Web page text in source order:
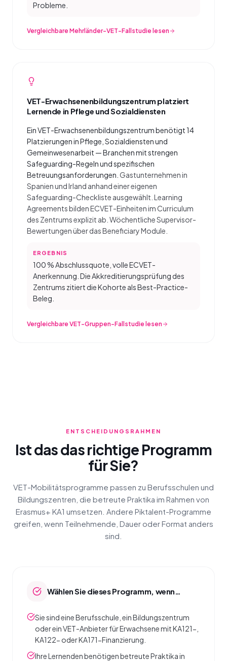
Probleme.
Vergleichbare Mehrländer-VET-Fallstudie lesen
VET-Erwachsenenbildungszentrum platziert
Lernende in Pflege und Sozialdiensten
Ein VET-Erwachsenenbildungszentrum benötigt 14
Platzierungen in Pflege, Sozialdiensten und
Gemeinwesenarbeit — Branchen mit strengen
Safeguarding-Regeln und spezifischen
Betreuungsanforderungen. Gastunternehmen in
Spanien und Irland anhand einer eigenen
Safeguarding-Checkliste ausgewählt. Learning
Agreements bilden ECVET-Einheiten im Curriculum
des Zentrums explizit ab. Wöchentliche Supervisor-
Bewertungen über das Beneficiary Module.
ERGEBNIS
100 % Abschlussquote, volle ECVET-
Anerkennung. Die Akkreditierungsprüfung des
Zentrums zitiert die Kohorte als Best-Practice-
Beleg.
Vergleichbare VET-Gruppen-Fallstudie lesen
ENTSCHEIDUNGSRAHMEN
Ist das das richtige Programm
für Sie?
VET-Mobilitätsprogramme passen zu Berufsschulen und
Bildungszentren, die betreute Praktika im Rahmen von
Erasmus+ KA1 umsetzen. Andere Piktalent-Programme
greifen, wenn Teilnehmende, Dauer oder Format anders
sind.
Wählen Sie dieses Programm, wenn…
Sie sind eine Berufsschule, ein Bildungszentrum
oder ein VET-Anbieter für Erwachsene mit KA121-,
KA122- oder KA171-Finanzierung.
Ihre Lernenden benötigen betreute Praktika in